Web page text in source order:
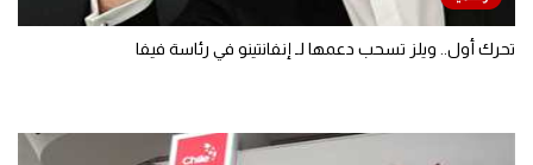
تحرك أول.. ويلز تسحب دعمها لـ إنفانتينو في رئاسة فيفا